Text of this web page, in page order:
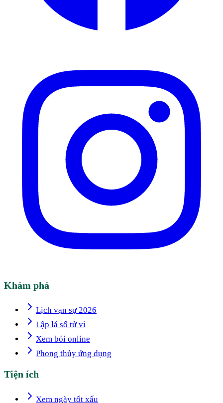
Khám phá
Lịch vạn sự 2026
Lập lá số tử vi
Xem bói online
Phong thủy ứng dụng
Tiện ích
Xem ngày tốt xấu